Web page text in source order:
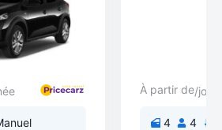
À partir de/
4 4